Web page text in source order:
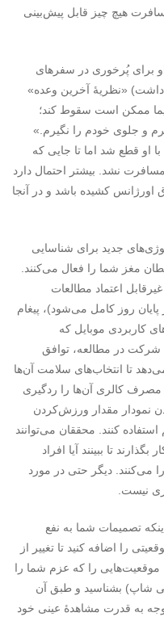
هیچ چیز قابل پیش‌‌بینی
برای پُرخوری در سفرهای
داشت) «نظریۀ آخرین وعده»
ممکن است سقوط کند؛
و جلوی خودم را نگیرم.»
او قطع شد اما تا جایی که
نشد. بیشتر احتمال دارد
اورژانس کشیده باشد و در آنجا
جدید برای شناسایی
مغز شما را فعال می‌کنند.
اعتماد مطالعات
روز کامل می‌شود)، پیغام
کاربردی موبایل که
شرکت در مطالعه، توافق
تا انتخاب‌های سلامت آن‌ها
مصرف کالری آن‌ها را ردگیری
نمودار مقدار ورزش‌کردن
کنند. محققان می‌توانند
تا ببینند آیا افراد
می‌کنند. دیگر حتی در مورد
نیست.
تصمیمات شما به نفع
را اضافه کنید تا تغییر از
را که عزم شما را
شاپ) بشناسید و طبق آن
به قدرت مشاهدۀ عینی خود